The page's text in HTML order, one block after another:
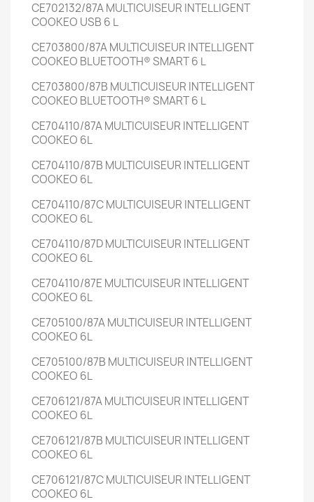
CE702132/87AMULTICUISEUR INTELLIGENT
COOKEO USB 6 L
CE703800/87AMULTICUISEUR INTELLIGENT
COOKEO BLUETOOTH® SMART6 L
CE703800/87B MULTICUISEUR INTELLIGENT
COOKEO BLUETOOTH® SMART6 L
CE704110/87AMULTICUISEUR INTELLIGENT
COOKEO 6L
CE704110/87B MULTICUISEUR INTELLIGENT
COOKEO 6L
CE704110/87CMULTICUISEUR INTELLIGENT
COOKEO 6L
CE704110/87DMULTICUISEUR INTELLIGENT
COOKEO 6L
CE704110/87E MULTICUISEUR INTELLIGENT
COOKEO 6L
CE705100/87AMULTICUISEUR INTELLIGENT
COOKEO 6L
CE705100/87B MULTICUISEUR INTELLIGENT
COOKEO 6L
CE706121/87AMULTICUISEUR INTELLIGENT
COOKEO 6L
CE706121/87B MULTICUISEUR INTELLIGENT
COOKEO 6L
CE706121/87CMULTICUISEUR INTELLIGENT
COOKEO 6L